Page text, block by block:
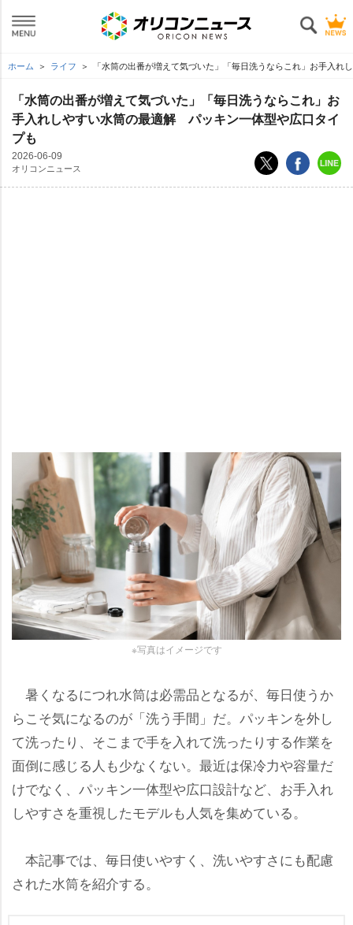
ホーム ライフ 「水筒の出番が増えて気づいた」「毎日洗うならこれ」お手入
「水筒の出番が増えて気づいた」「毎日洗うならこれ」お
手入れしやすい水筒の最適解 パッキン一体型や広口タイ
プも
2026-06-09
オリコンニュース
※写真はイメージです
暑くなるにつれ水筒は必需品となるが、毎日使うか
らこそ気になるのが「洗う手間」だ。パッキンを外し
て洗ったり、そこまで手を入れて洗ったりする作業を
面倒に感じる人も少なくない。最近は保冷力や容量だ
けでなく、パッキン一体型や広口設計など、お手入れ
しやすさを重視したモデルも人気を集めている。
本記事では、毎日使いやすく、洗いやすさにも配慮
された水筒を紹介する。